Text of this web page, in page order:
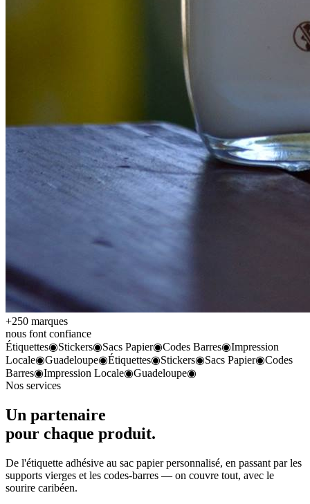
+250 marques
nous font confiance
Étiquettes◉Stickers◉Sacs Papier◉Codes Barres◉Impression
Locale◉Guadeloupe◉Étiquettes◉Stickers◉Sacs Papier◉Codes
Barres◉Impression Locale◉Guadeloupe◉
Nos services
Un partenaire
pour chaque produit.
De l'étiquette adhésive au sac papier personnalisé, en passant par les
supports vierges et les codes-barres — on couvre tout, avec le
sourire caribéen.